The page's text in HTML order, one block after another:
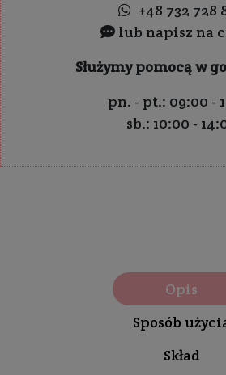
+48 732 728
lub napisz na
Służymy pomocą w
pn. - pt.: 09:00 -
sb.: 10:00 -
Opis
Sposób
Skład